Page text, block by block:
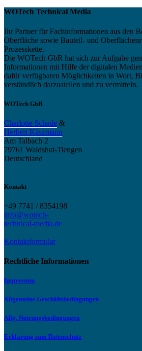
WOTech Technical Media
Ihr Partner für Fachinformationen aus den
Oberfläche sowie Bauteil- und
Prozesskette.
Die WOTech GbR hat sich zur Aufgabe
Informationen mit Hilfe der digitalen
dafür verfügbaren Möglichkeiten in Wort,
verständlich darzustellen und zu vermitteln.
WOTech GbR
Charlotte Schade &
Herbert Käszmann
Am Talbach 2
79761 Waldshut-Tiengen
Deutschland
Kontakt
+49 7741 / 8354198
info@wotech-
technical-media.de
Kontaktformular
Rechtliche Informationen
Impressum
Allgemeine Geschäftsbedingungen
Allg. Nutzungsbedingungen
Erklärung zum Datenschutz